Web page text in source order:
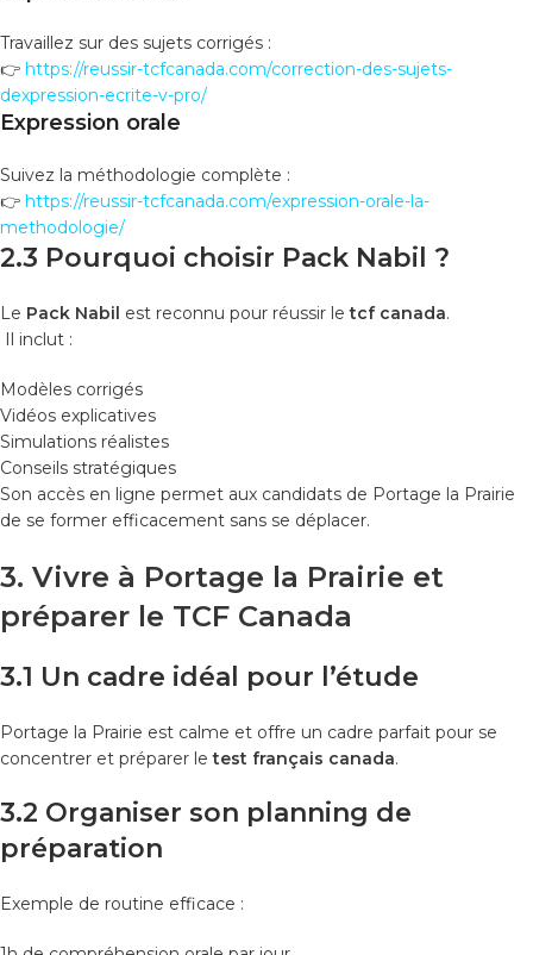
Travaillez sur des sujets corrigés :
👉 https://reussir-tcfcanada.com/correction-des-sujets-
dexpression-ecrite-v-pro/
Expression orale
Suivez la méthodologie complète :
👉 https://reussir-tcfcanada.com/expression-orale-la-
methodologie/
2.3 Pourquoi choisir Pack Nabil ?
Le Pack Nabil est reconnu pour réussir letcf canada.
Il inclut :
Modèles corrigés
Vidéos explicatives
Simulations réalistes
Conseils stratégiques
Son accès en ligne permet aux candidats de Portage la Prairie
de se former efficacement sans se déplacer.
3. Vivre à Portage la Prairie et
préparer le TCF Canada
3.1 Un cadre idéal pour l’étude
Portage la Prairie est calme et offre un cadre parfait pour se
concentrer et préparer letest français canada.
3.2 Organiser son planning de
préparation
Exemple de routine efficace :